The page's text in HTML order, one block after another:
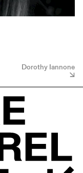
Dorothy Iannone